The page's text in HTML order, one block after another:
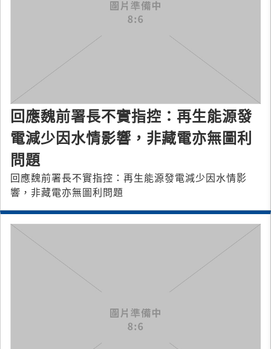
回應魏前署長不實指控：再生能源發
電減少因水情影響，非藏電亦無圖利
問題
回應魏前署長不實指控：再生能源發電減少因水情影
響，非藏電亦無圖利問題